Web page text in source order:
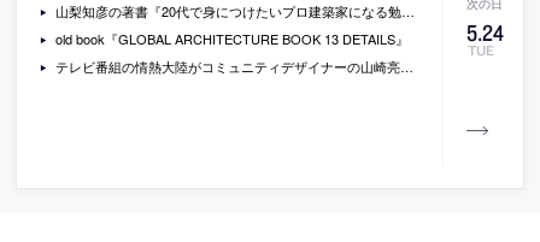
5.24
TUE
山梨知彦の著書『20代で身につけたいプロ建築家になる勉強法』
old book『GLOBAL ARCHITECTURE BOOK 13 DETAILS』
テレビ番組の情熱大陸がコミュニティデザイナーの山崎亮を特集[2011/5/29]